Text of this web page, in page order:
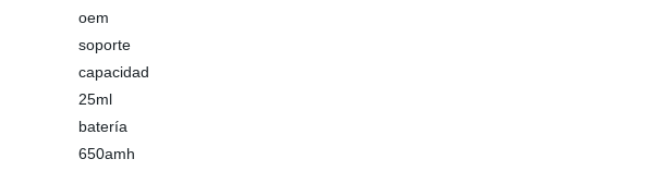
oem
soporte
capacidad
25ml
batería
650amh